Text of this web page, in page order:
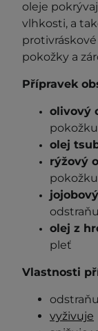
oleje
vlhkosti, a
pokožky a
Přípravek
olivový
olej
rýžový
pokožku
olej z
pleť
Vlastnosti
vyživuje